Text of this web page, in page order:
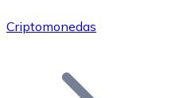
Únete a nuestra red de
Añade tu proyecto a
Criptomonedas